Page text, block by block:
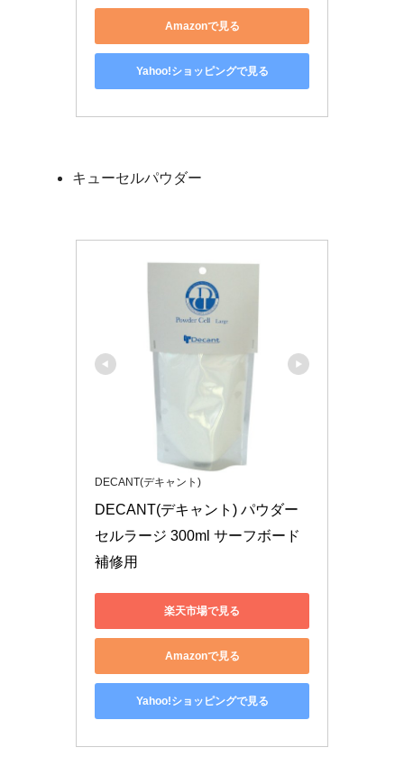
Amazonで見る
Yahoo!ショッピングで見る
キューセルパウダー
DECANT(デキャント)
DECANT(デキャント) パウダー
セルラージ 300ml サーフボード
補修用
楽天市場で見る
Amazonで見る
Yahoo!ショッピングで見る